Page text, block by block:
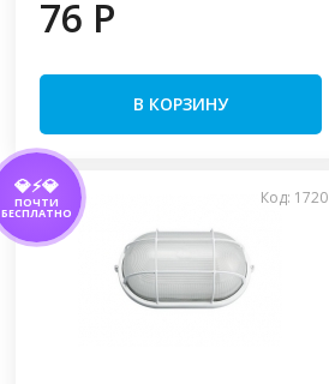
76 P
В КОРЗИНУ
💎⚡💎
ПОЧТИ
БЕСПЛАТНО
Код: 1720